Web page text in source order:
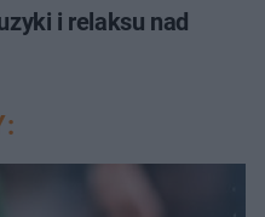
i relaksu nad